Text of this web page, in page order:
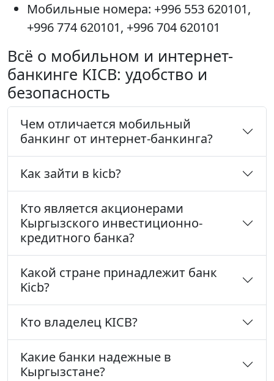
Мобильные номера: +996 553 620101,
+996 774 620101, +996 704 620101
Всё о мобильном и интернет-
банкинге KICB: удобство и
безопасность
Чем отличается мобильный
банкинг от интернет-банкинга?
Как зайти в kicb?
Кто является акционерами
Кыргызского инвестиционно-
кредитного банка?
Какой стране принадлежит банк
Kicb?
Кто владелец KICB?
Какие банки надежные в
Кыргызстане?